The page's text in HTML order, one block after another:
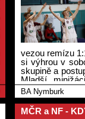
vezou remízu
si výhrou v
skupině a
Mladší
v kraji
šestí. Po
Středočeský
BA Nymburk
MČR a NF -